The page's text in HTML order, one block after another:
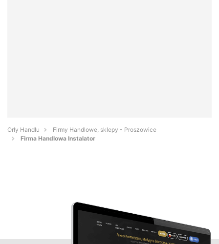
Orły Handlu
Firmy Handlowe, sklepy - Proszowice
Firma Handlowa Instalator